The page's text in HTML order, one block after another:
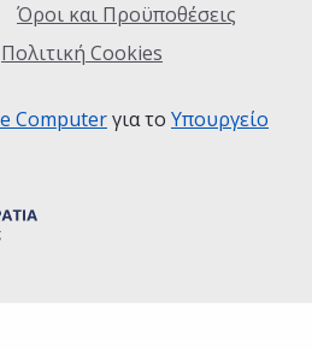
Όροι και Προϋποθέσεις
Πολιτική Cookies
Computer(ανοίγει σε
για το Υπουργείο